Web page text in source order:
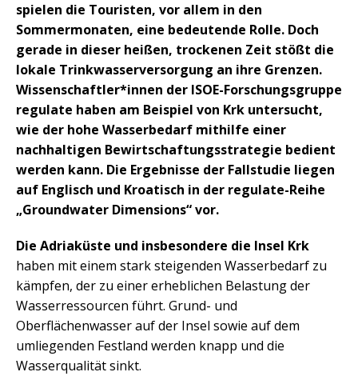
spielen die Touristen, vor allem in den
Sommermonaten, eine bedeutende Rolle. Doch
gerade in dieser heißen, trockenen Zeit stößt die
lokale Trinkwasserversorgung an ihre Grenzen.
Wissenschaftler*innen der ISOE-Forschungsgruppe
regulate haben am Beispiel von Krk untersucht,
wie der hohe Wasserbedarf mithilfe einer
nachhaltigen Bewirtschaftungsstrategie bedient
werden kann. Die Ergebnisse der Fallstudie liegen
auf Englisch und Kroatisch in der regulate-Reihe
„Groundwater Dimensions“ vor.
Die Adriaküste und insbesondere die Insel Krk
haben mit einem stark steigenden Wasserbedarf zu
kämpfen, der zu einer erheblichen Belastung der
Wasserressourcen führt. Grund- und
Oberflächenwasser auf der Insel sowie auf dem
umliegenden Festland werden knapp und die
Wasserqualität sinkt.